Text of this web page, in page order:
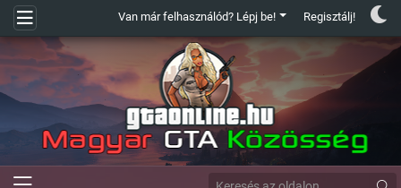
Van már felhasználód? Lépj be! Regisztálj!